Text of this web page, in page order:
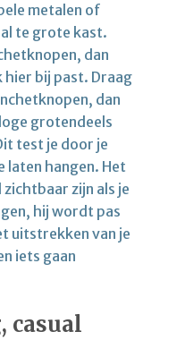
metalen of
al te grote kast.
dan
bij past. Draag
dan
grotendeels
test je door je
laten hangen. Het
zijn als je
hij wordt pas
uitstrekken van je
iets gaan
casual